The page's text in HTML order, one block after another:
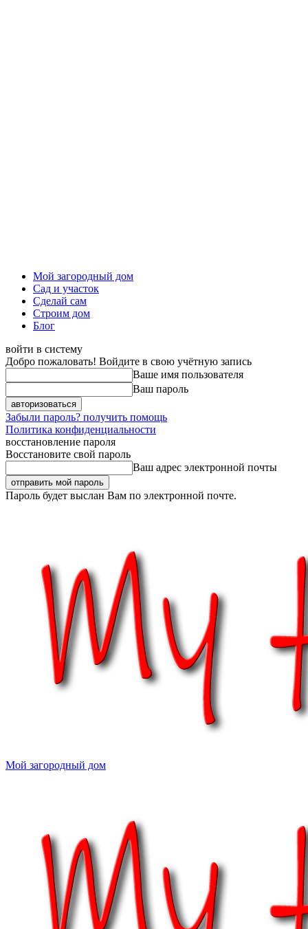
Мой загородный дом
Сад и участок
Сделай сам
Строим дом
Блог
войти в систему
Добро пожаловать! Войдите в свою учётную запись
Ваше имя пользователя
Ваш пароль
Забыли пароль? получить помощь
Политика конфиденциальности
восстановление пароля
Восстановите свой пароль
Ваш адрес электронной почты
Пароль будет выслан Вам по электронной почте.
Мой загородный дом